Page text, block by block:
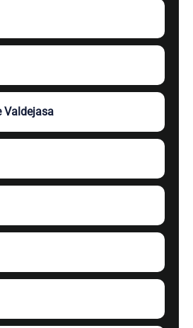
Valdejasa